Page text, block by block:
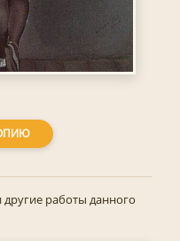
работы данного